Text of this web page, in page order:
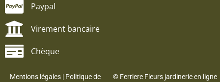
Paypal
Virement bancaire
Chèque
Mentions légales| Politique de © Ferriere Fleurs jardinerie en ligne